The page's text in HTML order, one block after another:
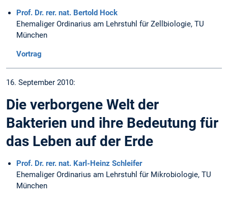
Prof. Dr. rer. nat. Bertold Hock
Ehemaliger Ordinarius am Lehrstuhl für Zellbiologie, TU
München
Vortrag
16. September 2010:
Die verborgene Welt der
Bakterien und ihre Bedeutung für
das Leben auf der Erde
Prof. Dr. rer. nat. Karl-Heinz Schleifer
Ehemaliger Ordinarius am Lehrstuhl für Mikrobiologie, TU
München